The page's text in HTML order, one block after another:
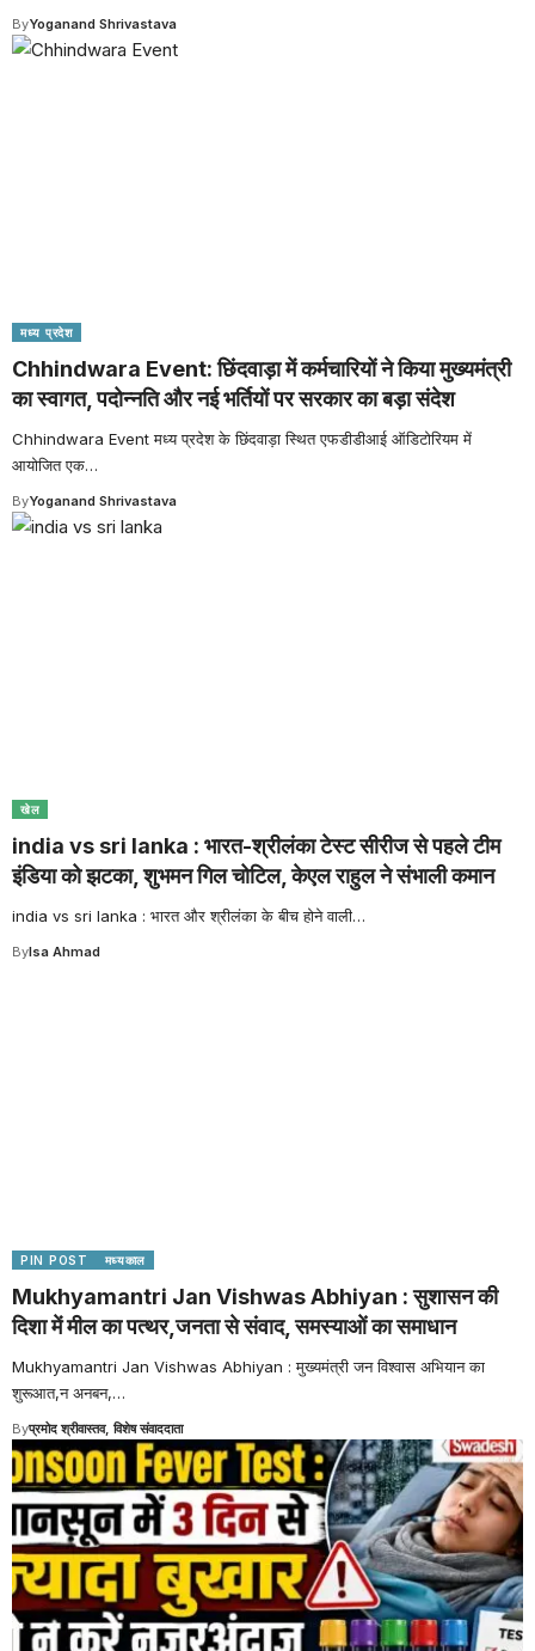
ByYoganand Shrivastava
मध्य प्रदेश
Chhindwara Event: छिंदवाड़ा में कर्मचारियों ने किया मुख्यमंत्री
का स्वागत, पदोन्नति और नई भर्तियों पर सरकार का बड़ा संदेश
Chhindwara Event मध्य प्रदेश के छिंदवाड़ा स्थित एफडीडीआई ऑडिटोरियम में
आयोजित एक…
ByYoganand Shrivastava
खेल
india vs sri lanka : भारत-श्रीलंका टेस्ट सीरीज से पहले टीम
इंडिया को झटका, शुभमन गिल चोटिल, केएल राहुल ने संभाली कमान
india vs sri lanka : भारत और श्रीलंका के बीच होने वाली…
ByIsa Ahmad
PIN POST मध्यकाल
Mukhyamantri Jan Vishwas Abhiyan : सुशासन की
दिशा में मील का पत्थर,जनता से संवाद, समस्याओं का समाधान
Mukhyamantri Jan Vishwas Abhiyan : मुख्यमंत्री जन विश्वास अभियान का
शुरूआत,न अनबन,…
Byप्रमोद श्रीवास्तव, विशेष संवाददाता